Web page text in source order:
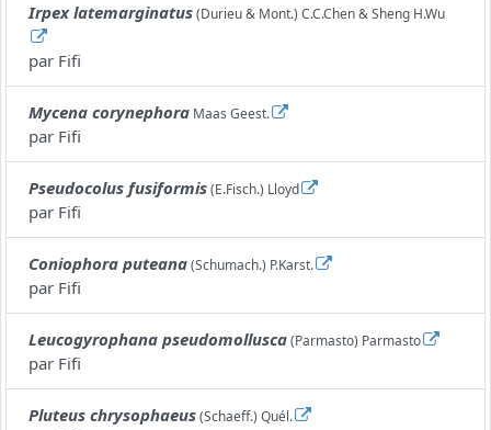
Irpex latemarginatus(Durieu & Mont.) C.C.Chen & Sheng H.Wu
par Fifi
Mycena corynephora Maas Geest.
par Fifi
Pseudocolus fusiformis(E.Fisch.) Lloyd
par Fifi
Coniophora puteana(Schumach.) P.Karst.
par Fifi
Leucogyrophana pseudomollusca(Parmasto) Parmasto
par Fifi
Pluteus chrysophaeus(Schaeff.) Quél.